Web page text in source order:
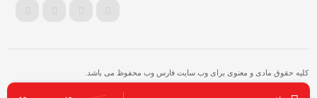
کلیه حقوق مادی و معنوی برای وب سایت فارس وب محفوظ می باشد.